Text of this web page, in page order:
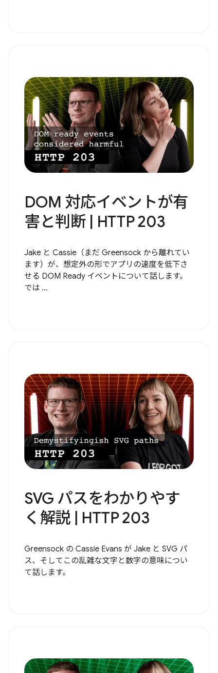
DOM 対応イベントが有
害と判断 | HTTP 203
Jake と Cassie（まだ Greensock から離れてい
ます）が、想定外の形でアプリの速度を低下さ
せる DOM Ready イベントについて話します。
では ...
SVG パスをわかりやす
く解説 | HTTP 203
Greensock の Cassie Evans が Jake と SVG パ
ス、そしてこの乱雑な文字と数字の意味につい
て話します。